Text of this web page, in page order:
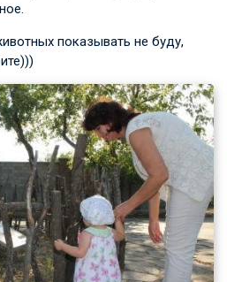
показывать не буду,